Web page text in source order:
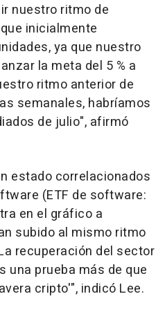
nuestro ritmo de
inicialmente
ya que nuestro
la meta del 5 % a
ritmo anterior de
semanales, habríamos
de julio", afirmó
estado correlacionados
(ETF de software:
en el gráfico a
subido al mismo ritmo
recuperación del sector
una prueba más de que
cripto'", indicó Lee.